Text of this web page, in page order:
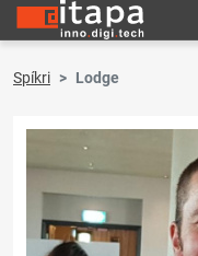
Spíkri Lodge